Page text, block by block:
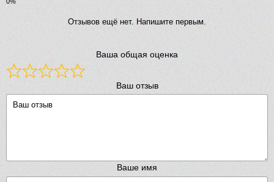
Отзывов ещё нет. Напишите первым.
Ваша общая оценка
Ваш отзыв
Ваше имя